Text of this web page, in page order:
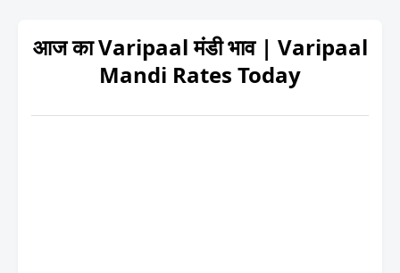
आज का Varipaal मंडी भाव | Varipaal
Mandi Rates Today